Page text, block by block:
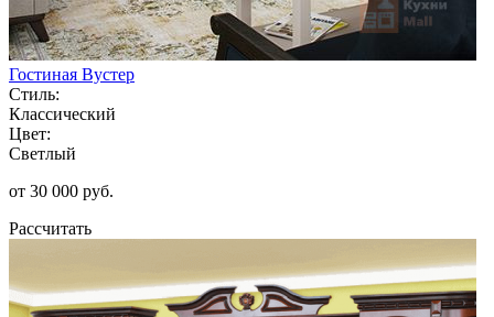
Гостиная Вустер
Стиль:
Классический
Цвет:
Светлый
от 30 000 руб.
Рассчитать